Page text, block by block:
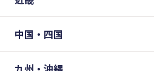
中国・四国